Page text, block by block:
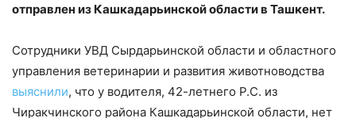
отправлен из Кашкадарьинской области в Ташкент.
Сотрудники УВД Сырдарьинской области и областного
управления ветеринарии и развития животноводства
выяснили, что у водителя, 42-летнего Р.С. из
Чиракчинского района Кашкадарьинской области, нет